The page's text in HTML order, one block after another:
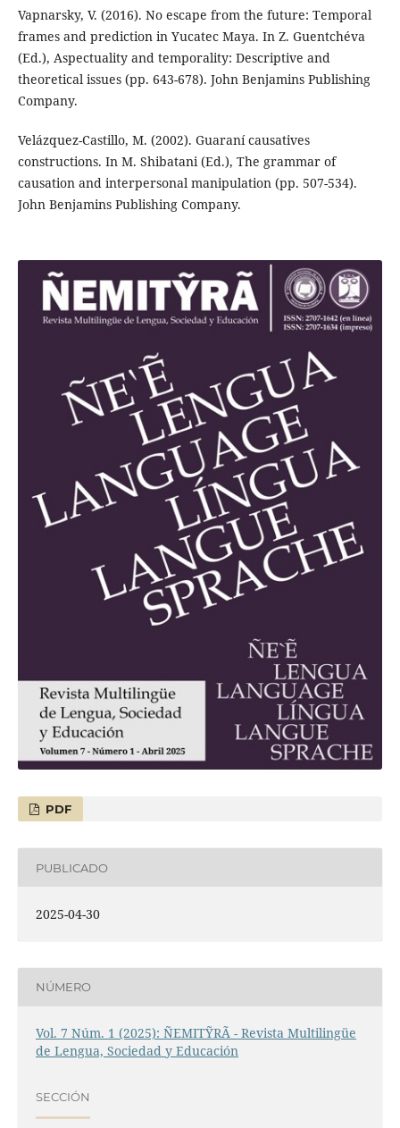
Vapnarsky, V. (2016). No escape from the future: Temporal
frames and prediction in Yucatec Maya. In Z. Guentchéva
(Ed.), Aspectuality and temporality: Descriptive and
theoretical issues (pp. 643-678). John Benjamins Publishing
Company.
Velázquez-Castillo, M. (2002). Guaraní causatives
constructions. In M. Shibatani (Ed.), The grammar of
causation and interpersonal manipulation (pp. 507-534).
John Benjamins Publishing Company.
PDF
PUBLICADO
2025-04-30
NÚMERO
Vol. 7 Núm. 1 (2025): ÑEMITỸRÃ - Revista Multilingüe
de Lengua, Sociedad y Educación
SECCIÓN